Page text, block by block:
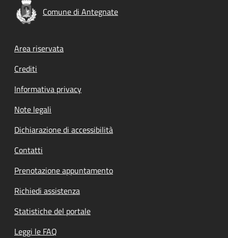
Comune di Antegnate
Footer menu
Area riservata
Crediti
Informativa privacy
Note legali
Dichiarazione di accessibilità
Contatti
Prenotazione appuntamento
Richiedi assistenza
Statistiche del portale
Leggi le FAQ